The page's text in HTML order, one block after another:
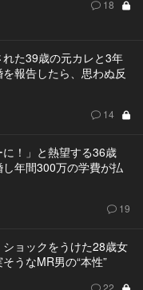
18
た39歳の元カレと3年
報告したら、思わぬ反
14
に！」と熱望する36歳
年間300万の学費が払
19
ョックをうけた28歳女
うなMR男の“本性”